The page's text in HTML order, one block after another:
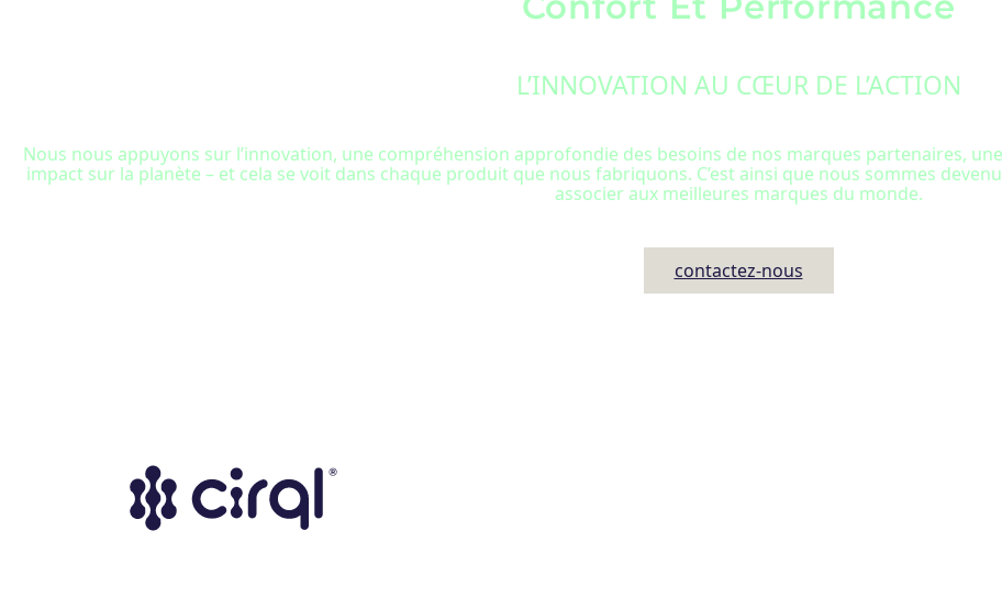
L’INNOVATION AU CŒUR DE L’ACTION
Nous nous appuyons sur l’innovation, une compréhension approfondie des besoins de nos marques partenaires,
impact sur la planète – et cela se voit dans chaque produit que nous fabriquons. C’est ainsi que nous sommes
associer aux meilleures marques du monde.
contactez-nous